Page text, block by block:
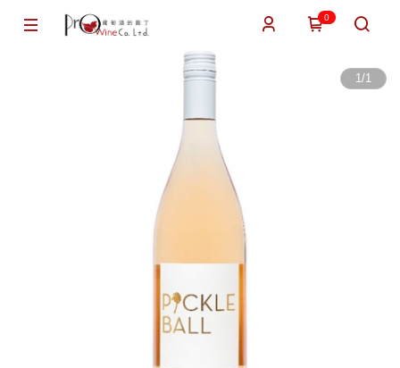
0
1/1